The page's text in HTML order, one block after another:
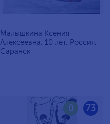
Малышкина Ксения
Алексеевна, 10 лет, Россия,
Саранск
73
0